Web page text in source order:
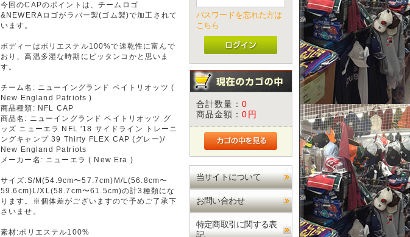
今回のCAPのポイントは、チームロゴ
&NEWERAロゴがラバー製(ゴム製)で加工されて
います。
ボディーはポリエステル100%で速乾性に富んで
おり、高温多湿な時期にピッタンコかと思いま
す。
チーム名: ニューイングランド ペイトリオッツ (
New England Patriots )
商品種類: NFL CAP
商品名: ニューイングランド ペイトリオッツ グ
ッズ ニューエラ NFL '18 サイドライン トレーニ
ングキャンプ 39 Thirty FLEX CAP (グレー)/
New England Patriots
メーカー名: ニューエラ ( New Era )
サイズ:S/M(54.9cm〜57.7cm)M/L(56.8cm〜
59.6cm)L/XL(58.7cm〜61.5cm)の計3種類にな
ります。※個体差がございますので予めご了承下
さいませ。
素材:ポリエステル100%
パスワードを忘れた方は
こちら
合計数量：0
商品金額：0円
当サイトについて
お問い合わせ
特定商取引に関する表
記